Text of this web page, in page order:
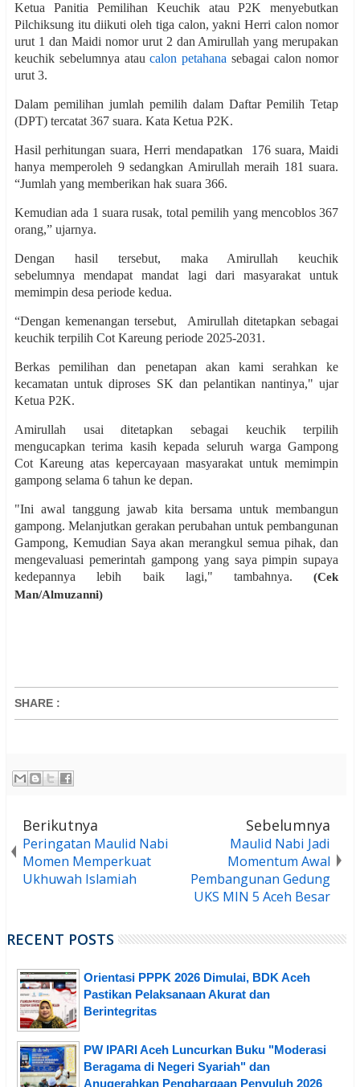
Ketua Panitia Pemilihan Keuchik atau P2K menyebutkan
Pilchiksung itu diikuti oleh tiga calon, yakni Herri calon nomor
urut 1 dan Maidi nomor urut 2 dan Amirullah yang merupakan
keuchik sebelumnya ataucalon petahana sebagai calon nomor
urut 3.
Dalam pemilihan jumlah pemilih dalam Daftar Pemilih Tetap
(DPT) tercatat 367 suara. Kata Ketua P2K.
Hasil perhitungan suara, Herri mendapatkan 176 suara, Maidi
hanya memperoleh 9 sedangkan Amirullah meraih 181 suara.
“Jumlah yang memberikan hak suara 366.
Kemudian ada 1 suara rusak, total pemilih yang mencoblos 367
orang,” ujarnya.
Dengan hasil tersebut, maka Amirullah keuchik
sebelumnya mendapat mandat lagi dari masyarakat untuk
memimpin desa periode kedua.
“Dengan kemenangan tersebut, Amirullah ditetapkan sebagai
keuchik terpilih Cot Kareung periode 2025-2031.
Berkas pemilihan dan penetapan akan kami serahkan ke
kecamatan untuk diproses SK dan pelantikan nantinya," ujar
Ketua P2K.
Amirullah usai ditetapkan sebagai keuchik terpilih
mengucapkan terima kasih kepada seluruh warga Gampong
Cot Kareung atas kepercayaan masyarakat untuk memimpin
gampong selama 6 tahun ke depan.
"Ini awal tanggung jawab kita bersama untuk membangun
gampong. Melanjutkan gerakan perubahan untuk pembangunan
Gampong, Kemudian Saya akan merangkul semua pihak, dan
mengevaluasi pemerintah gampong yang saya pimpin supaya
kedepannya lebih baik lagi," tambahnya.
(Cek
Man/Almuzanni)
SHARE :
Berikutnya
Peringatan Maulid Nabi
Momen Memperkuat
Ukhuwah Islamiah
Sebelumnya
Maulid Nabi Jadi
Momentum Awal
Pembangunan Gedung
UKS MIN 5 Aceh Besar
RECENT POSTS
Orientasi PPPK 2026 Dimulai, BDK Aceh
Pastikan Pelaksanaan Akurat dan
Berintegritas
PW IPARI Aceh Luncurkan Buku "Moderasi
Beragama di Negeri Syariah" dan
Anugerahkan Penghargaan Penyuluh 2026